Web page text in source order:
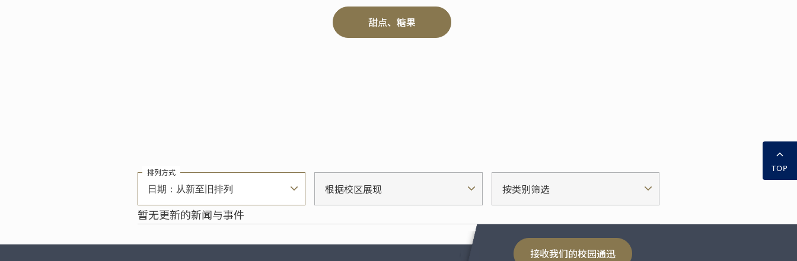
甜点、糖果
日期：从新至旧排列
排列方式
根据校区展现 按类别筛选
暂无更新的新闻与事件
接收我们的校园通迅
TOP